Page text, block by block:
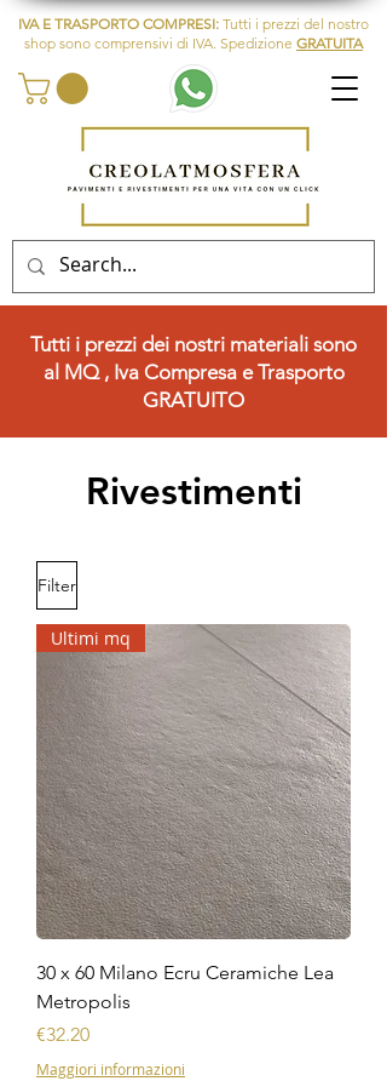
IVA E TRASPORTO COMPRESI: Tutti i prezzi del nostro
shop sono comprensivi di IVA. Spedizione GRATUITA
Tutti i prezzi dei nostri materiali sono
al MQ , Iva Compresa e Trasporto
GRATUITO
Rivestimenti
Filter
Ultimi mq
30 x 60 Milano Ecru Ceramiche Lea
Metropolis
Price
€32.20
Maggiori informazioni